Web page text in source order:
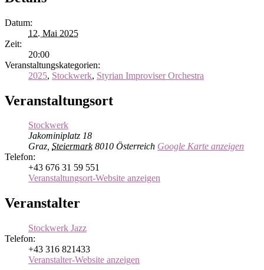
Datum:
12. Mai 2025
Zeit:
20:00
Veranstaltungskategorien:
2025, Stockwerk, Styrian Improviser Orchestra
Veranstaltungsort
Stockwerk
Jakominiplatz 18
Graz, Steiermark 8010 Österreich Google Karte anzeigen
Telefon:
+43 676 31 59 551
Veranstaltungsort-Website anzeigen
Veranstalter
Stockwerk Jazz
Telefon:
+43 316 821433
Veranstalter-Website anzeigen